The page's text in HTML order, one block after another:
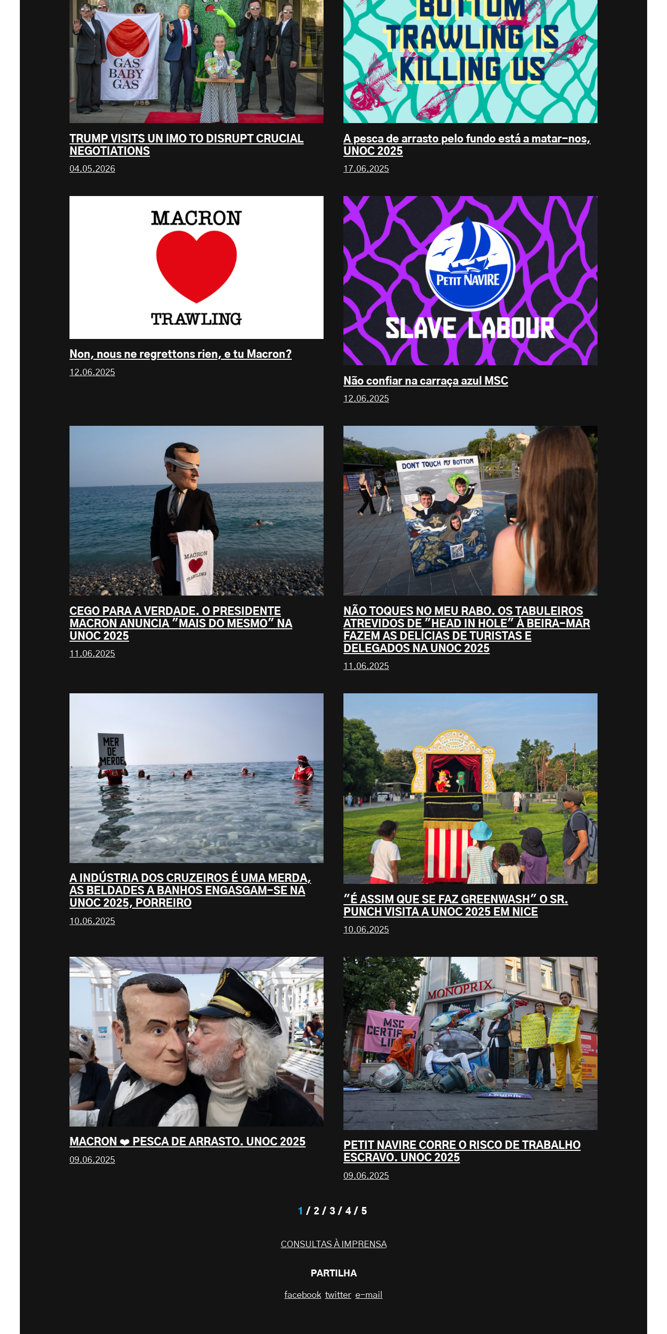
TRUMP VISITS UN IMO TO DISRUPT CRUCIAL
NEGOTIATIONS
04.05.2026
A pesca de arrasto pelo fundo está a matar-nos,
UNOC 2025
17.06.2025
Non, nous ne regrettons rien, e tu Macron?
12.06.2025
Não confiar na carraça azul MSC
12.06.2025
CEGO PARA A VERDADE. O PRESIDENTE
MACRON ANUNCIA "MAIS DO MESMO" NA
UNOC 2025
11.06.2025
NÃO TOQUES NO MEU RABO. OS TABULEIROS
ATREVIDOS DE "HEAD IN HOLE" À BEIRA-MAR
FAZEM AS DELÍCIAS DE TURISTAS E
DELEGADOS NA UNOC 2025
11.06.2025
A INDÚSTRIA DOS CRUZEIROS É UMA MERDA,
AS BELDADES A BANHOS ENGASGAM-SE NA
UNOC 2025, PORREIRO
10.06.2025
"É ASSIM QUE SE FAZ GREENWASH" O SR.
PUNCH VISITA A UNOC 2025 EM NICE
10.06.2025
MACRON ❤️ PESCA DE ARRASTO. UNOC 2025
09.06.2025
PETIT NAVIRE CORRE O RISCO DE TRABALHO
ESCRAVO. UNOC 2025
09.06.2025
1 2 3 4 5
CONSULTAS À IMPRENSA
PARTILHA
facebook twitter e-mail